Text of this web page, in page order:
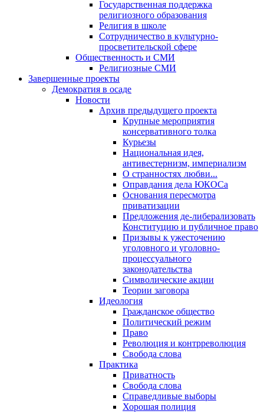
Государственная поддержка
религиозного образования
Религия в школе
Сотрудничество в культурно-
просветительской сфере
Общественность и СМИ
Религиозные СМИ
Завершенные проекты
Демократия в осаде
Новости
Архив предыдущего проекта
Крупные мероприятия
консервативного толка
Курьезы
Национальная идея,
антивестернизм, империализм
О странностях любви...
Оправдания дела ЮКОСа
Основания пересмотра
приватизации
Предложения де-либерализовать
Конституцию и публичное право
Призывы к ужесточению
уголовного и уголовно-
процессуального
законодательства
Символические акции
Теории заговора
Идеология
Гражданское общество
Политический режим
Право
Революция и контрреволюция
Свобода слова
Практика
Приватность
Свобода слова
Справедливые выборы
Хорошая полиция